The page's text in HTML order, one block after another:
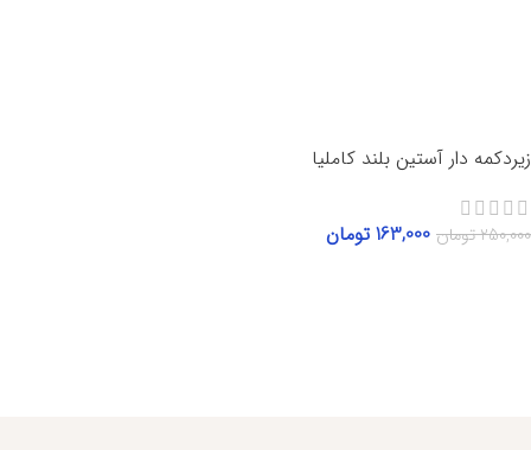
زیردکمه دار آستین بلند کاملیا
250,000تومان 163,000 تومان